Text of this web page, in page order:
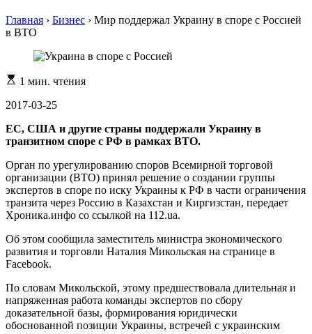
Главная › Бизнес › Мир поддержал Украину в споре с Россией
в ВТО
Расчетное
чтения
1 мин. чтения
2017-03-25
ЕС, США и другие страны поддержали Украину в
транзитном споре с РФ в рамках ВТО.
Орган по урегулированию споров Всемирной торговой
организации (ВТО) принял решение о создании группы
экспертов в споре по иску Украины к РФ в части ограничения
транзита через Россию в Казахстан и Киргизстан, передает
Хроника.инфо со ссылкой на 112.ua.
Об этом сообщила заместитель министра экономического
развития и торговли Наталия Микольская на странице в
Facebook.
По словам Микольской, этому предшествовала длительная и
напряженная работа команды экспертов по сбору
доказательной базы, формирования юридически
обоснованной позиции Украины, встречей с украинским